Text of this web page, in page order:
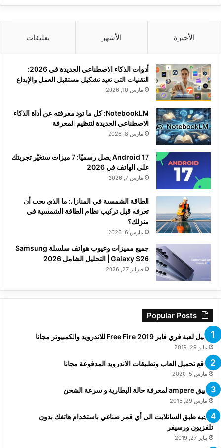
الأخيرة الأشهر تعليقات
أدوات الذكاء الاصطناعي الجديدة في 2026:
التقنيات التي تعيد تشكيل مستقبل العمل والإبداع
مارس 10, 2026
NotebookLM: كل ما تود معرفته عن أداة الذكاء
الاصطناعي الجديدة لتنظيم المعرفة
مارس 8, 2026
Android 17 يصل رسميًا: 7 ميزات ستغيّر تجربتك
على الهاتف في 2026
مارس 7, 2026
الطاقة الشمسية في المنازل: ما الذي يجب أن
تعرفه قبل تركيب نظام الطاقة الشمسية في
منزلك؟
مارس 6, 2026
جميع مميزات وعيوب هواتف سلسلة Samsung
Galaxy S26 | التحليل الشامل 2026
فبراير 27, 2026
Popular Posts
تحميل لعبة فري فاير Free Fire 2019 للاندرويد والكمبيوتر مجانا
مايو 29, 2019
مواقع تحميل العاب وتطبيقات الاندرويد المدفوعة مجانا
مارس 5, 2020
تطبيق ampere لمعرفة حالة البطارية و سرعة الشحن
مارس 29, 2015
توجيه طبق الساتلايت الى أي قمر صناعي باستخدام هاتفك بدون
تلفزيون ورسيفر
يناير 27, 2019